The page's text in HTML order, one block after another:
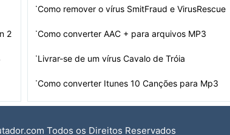
2
·Como remover o vírus SmitFraud e VirusRescue
·Como converter AAC + para arquivos MP3
·Livrar-se de um vírus Cavalo de Tróia
·Como converter Itunes 10 Canções para Mp3
Todos os Direitos Reservados